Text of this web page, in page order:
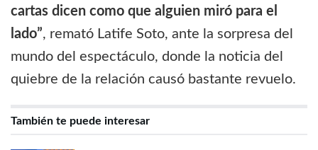
cartas dicen como que alguien miró para el
lado”, remató Latife Soto, ante la sorpresa del
mundo del espectáculo, donde la noticia del
quiebre de la relación causó bastante revuelo.
También te puede interesar